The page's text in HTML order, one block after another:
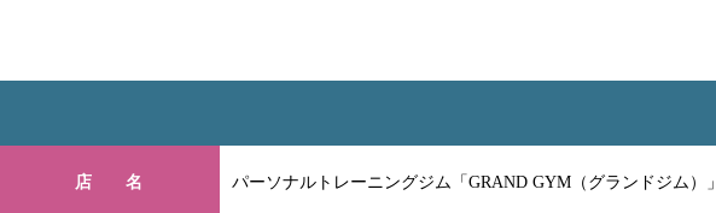
店 名 パーソナルトレーニングジム「GRAND GYM（グランドジム）」